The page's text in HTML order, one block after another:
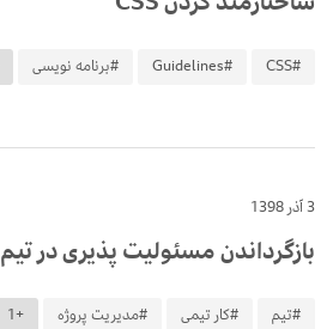
#CSS
#Guidelines #برنامه نویسی
3 آذر 1398
بازگرداندن مسئولیت پذیری در تیم
#تیم #کار تیمی #مدیریت پروژه +1